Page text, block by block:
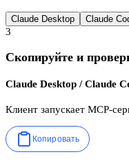
Claude Desktop Claude
3
Скопируйте и
Claude Desktop / Claude
Клиент запускает MCP-
Копировать